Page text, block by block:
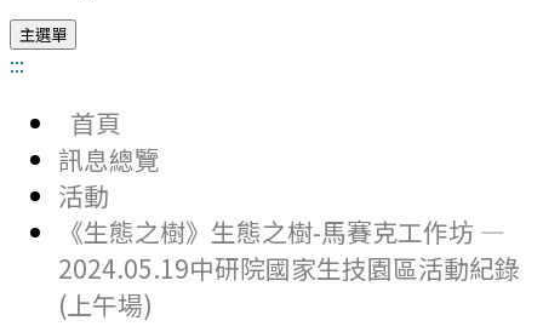
主選單
:::
首頁
訊息總覽
活動
《生態之樹》生態之樹-馬賽克工作坊 —
2024.05.19中研院國家生技園區活動紀錄
(上午場)